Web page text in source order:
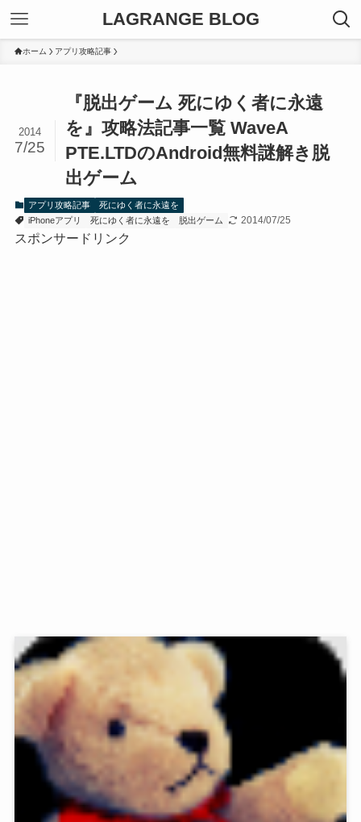
LAGRANGE BLOG
ホーム アプリ攻略記事
『脱出ゲーム 死にゆく者に永遠
を』攻略法記事一覧 WaveA
PTE.LTDのAndroid無料謎解き脱
出ゲーム
2014
7/25
アプリ攻略記事
死にゆく者に永遠を
iPhoneアプリ
死にゆく者に永遠を 脱出ゲーム 2014/07/25
スポンサードリンク